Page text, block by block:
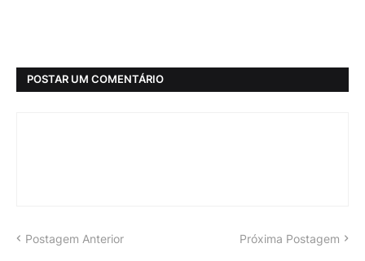
POSTAR UM COMENTÁRIO
Postagem Anterior Próxima Postagem